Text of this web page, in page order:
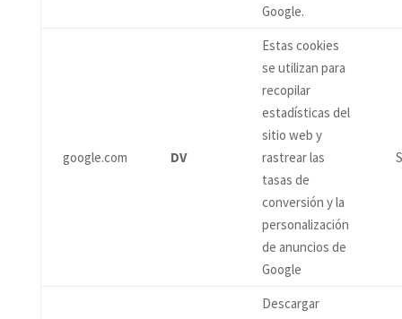
Google.
google.com DV
Estas cookies
se utilizan para
recopilar
estadísticas del
sitio web y
rastrear las
tasas de
conversión y la
personalización
de anuncios de
Google
Descargar